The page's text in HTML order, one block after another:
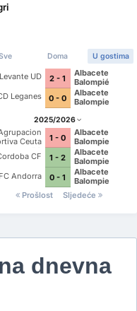
Doma U gostima
Levante UD 2 - 1
Albacete
Balompié
Leganes
0 - 0
Albacete
Balompie
2025/2026
Ceuta
1 - 0
Albacete
Balompie
CF
1 - 2
Albacete
Balompie
FC Andorra
0 - 1
Albacete
Balompie
Prošlost
Sljedeće
dnevna